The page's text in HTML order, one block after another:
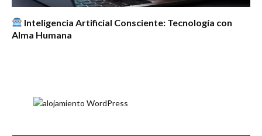
Inteligencia Artificial Consciente: Tecnología con
Alma Humana